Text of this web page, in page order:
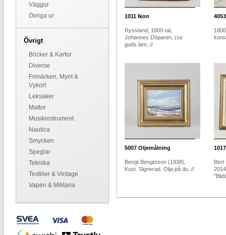
Väggur
Övriga ur
Övrigt
Böcker & Kartor
Diverse
Frimärken, Mynt &
Vykort
Leksaker
Mattor
Musikinstrument
Nautica
Smycken
Speglar
Teknika
Textilier & Vintage
Vapen & Militaria
1011 Ikon
Ryssland, 1800-tal,
Johannes Döparen, (se
guds lam..//
4053
5007 Oljemålning
Bengt Bengtsson (1938),
Kust. Signerad. Olja på du..//
1017
Bert